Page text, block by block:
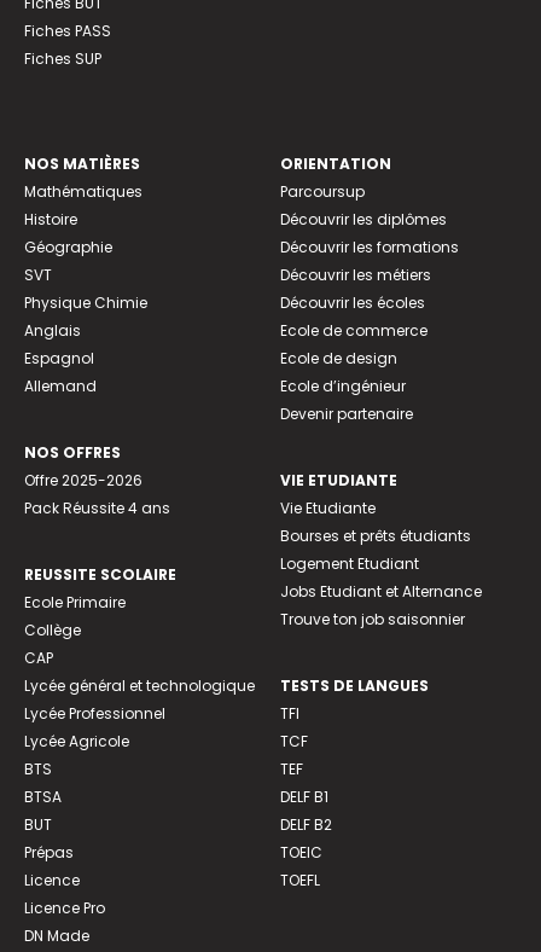
Fiches PASS
Fiches SUP
NOS MATIÈRES
Mathématiques
Histoire
Géographie
SVT
Physique Chimie
Anglais
Espagnol
Allemand
NOS OFFRES
Offre 2025-2026
Pack Réussite 4 ans
REUSSITE SCOLAIRE
Ecole Primaire
Collège
CAP
Lycée général et technologique
Lycée Professionnel
Lycée Agricole
BTS
BTSA
BUT
Prépas
Licence
Licence Pro
DN Made
ORIENTATION
Parcoursup
Découvrir les diplômes
Découvrir les formations
Découvrir les métiers
Découvrir les écoles
Ecole de commerce
Ecole de design
Ecole d’ingénieur
Devenir partenaire
VIE ETUDIANTE
Vie Etudiante
Bourses et prêts étudiants
Logement Etudiant
Jobs Etudiant et Alternance
Trouve ton job saisonnier
TESTS DE LANGUES
TFI
TCF
TEF
DELF B1
DELF B2
TOEIC
TOEFL